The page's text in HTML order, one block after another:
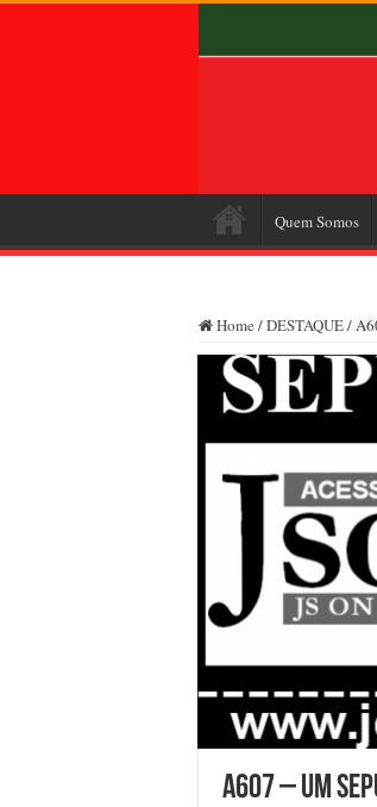
Quem Somos
Home /DESTAQUE/
A607 – Um